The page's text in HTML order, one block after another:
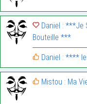
Daniel : ***Je
Bouteille ***
Daniel : ****
Mistou : Ma